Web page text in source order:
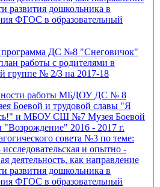
развития дошкольника в
ФГОС в образовательный
программа ДС №8 "Снеговичок"
работы с родителями в
№ 2/3 на 2017-18
работы МБДОУ ДС № 8
Боевой и трудовой славы "Я
СШ №7 Музея Боевой
"Возрождение" 2016 - 2017 г.
совета №3 по теме:
и опытно -
деятельность, как направление
развития дошкольника в
ФГОС в образовательный